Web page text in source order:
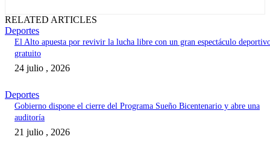
RELATED ARTICLES
Deportes
El Alto apuesta por revivir la lucha libre con un gran espectáculo
gratuito
24 julio , 2026
Deportes
Gobierno dispone el cierre del Programa Sueño Bicentenario y abre una
auditoría
21 julio , 2026